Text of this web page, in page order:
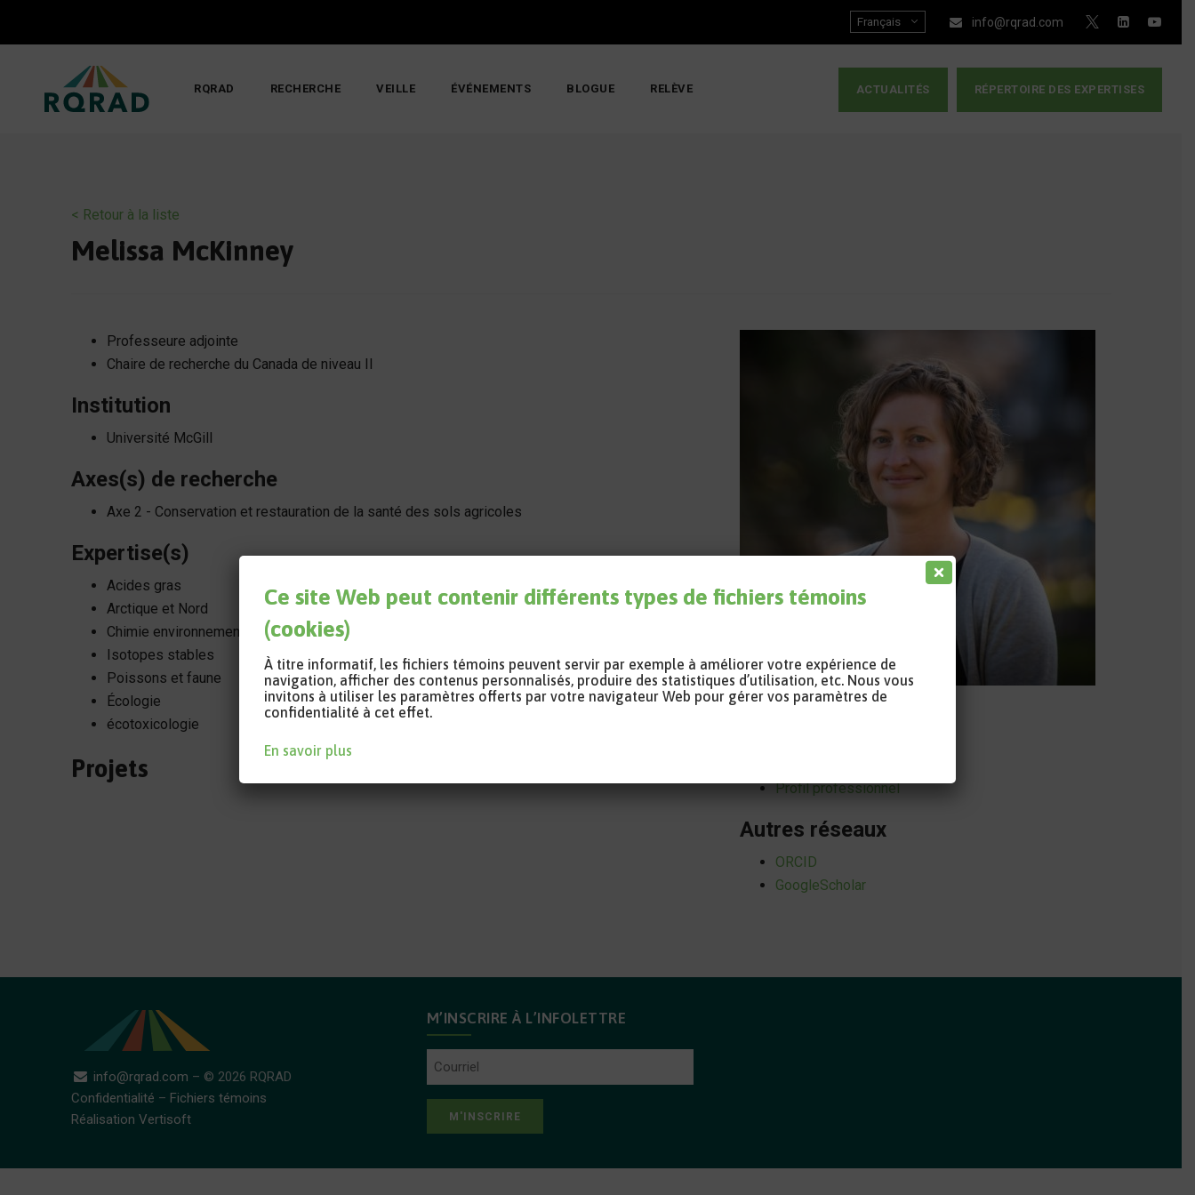
Français info@rqrad.com
RQRAD RECHERCHE VEILLE ÉVÉNEMENTS BLOGUE RÉPERTOIRE DES EXPERTISES
ACTUALITÉS
RELÈVE
< Retour à la liste
Melissa McKinney
Professeure adjointe
Chaire de recherche du Canada de niveau II
Institution
Université McGill
Axes(s) de recherche
Axe 2 - Conservation et restauration de la santé des sols agricoles
Expertise(s)
Acides gras
Arctique et Nord
Chimie environnementale
Isotopes stables
Poissons et faune
Écologie
écotoxicologie
Projets
Profil professionnel
Autres réseaux
ORCID
GoogleScholar
info@rqrad.com – © 2026 RQRAD
Confidentialité – Fichiers témoins
Réalisation Vertisoft
M’INSCRIRE À L’INFOLETTRE
Courriel
Ce site Web peut contenir différents types de fichiers témoins
(cookies)
À titre informatif, les fichiers témoins peuvent servir par exemple à améliorer votre expérience de
navigation, afficher des contenus personnalisés, produire des statistiques d’utilisation, etc. Nous vous
invitons à utiliser les paramètres offerts par votre navigateur Web pour gérer vos paramètres de
confidentialité à cet effet.
En savoir plus